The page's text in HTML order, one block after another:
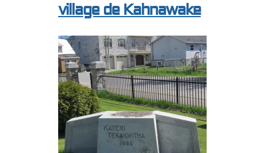
village de Kahnawake